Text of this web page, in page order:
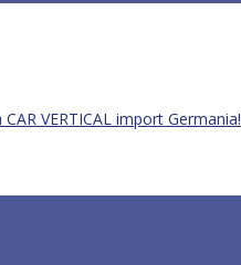
VERTICAL import Germania!